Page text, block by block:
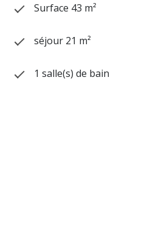
Surface 43 m²
séjour 21 m²
1 salle(s) de bain